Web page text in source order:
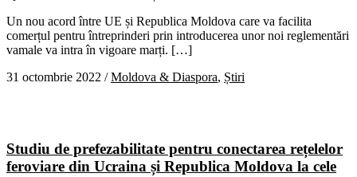
Un nou acord între UE și Republica Moldova care va facilita
comerțul pentru întreprinderi prin introducerea unor noi reglementări
vamale va intra în vigoare marți. […]
31 octombrie 2022 /Moldova & Diaspora, Știri
Studiu de prefezabilitate pentru conectarea rețelelor
feroviare din Ucraina și Republica Moldova la cele